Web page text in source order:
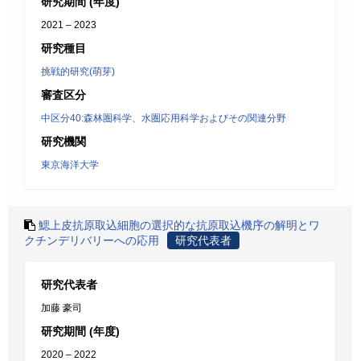
2021 – 2023
研究種目
挑戦的研究(萌芽)
審査区分
中区分40:森林圏科学、水圏応用科学およびその関連分野
研究機関
東京海洋大学
鰓上皮抗原取込細胞の選択的な抗原取込機序の解明とワ
クチンデリバリーへの応用
研究代表者
研究代表者
加藤 豪司
研究期間 (年度)
2020 – 2022